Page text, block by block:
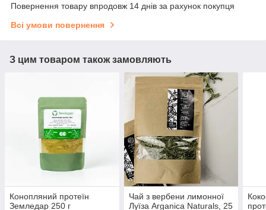
Повернення товару впродовж 14 днів за рахунок покупця
Всі умови повернення
З цим товаром також замовляють
Конопляний протеїн
Земледар 250 г
Чай з вербени лимонної
Луїза Arganica Naturals, 25